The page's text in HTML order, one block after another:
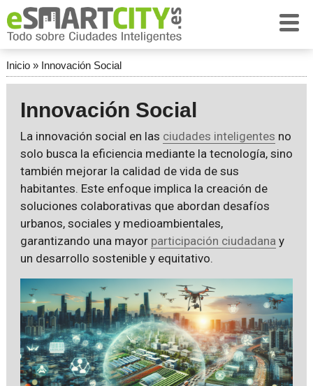
Inicio» Innovación Social
Innovación Social
La innovación social en las ciudades inteligentes no
solo busca la eficiencia mediante la tecnología, sino
también mejorar la calidad de vida de sus
habitantes. Este enfoque implica la creación de
soluciones colaborativas que abordan desafíos
urbanos, sociales y medioambientales,
garantizando una mayor participación ciudadana y
un desarrollo sostenible y equitativo.